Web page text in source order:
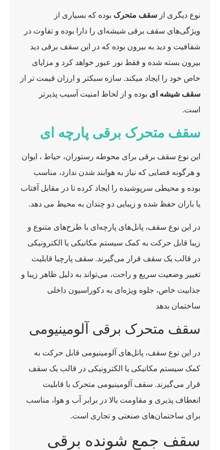
نوع دیگری از سقف متحرک بوده که بسیاری از
ویژگی‌های سقف برقی شیشه‌ای را دارا بوده و تفاوت در
شفافیت و دید به بیرون بوده که در این سقف برقی دید
بیرون بسته شده و فقط نور عبور خواهد کرد و مزایای
خاص خود را ایجاد میکند. سازه سبکتر و ارزان قیمت تر از
سقف شیشه ای بوده و از لحاظ امنیت آسیب پذیرتر
است.
سقف متحرک برقی پارچه ای
این نوع سقف برقی برای محوطه رستوران، حیاط ، ایوان
و هرگونه فضایی که نیاز به هوابند شدن ندارد، مناسب
بوده و محیطی سرپوشیده را ایجاد کرده تا در مقابل آفتاب
یا باران حفظ شده و زیبایی دو چندان به محیط می دهد.
در این نوع سقف، پانل‌های پارچه‌ای با طرح‌های متنوع و
زیبا قابل حرکت به کمک سیستم مکانیکی یا الکترونیکی
در قالب یک سقف قرار می‌گیرند. سقف پارچبا قابلیت
تغییر وضعیت سریع و راحت، می‌تواند به دلیل ظاهر زیبا و
جذابیت خاص، جلوه ویژه‌ای به دکوراسیون داخلی
ساختمان بدهد
سقف متحرک برقی آلومینیومی
در این نوع سقف، پانل‌های آلومینیومی قابل حرکت به
کمک سیستم مکانیکی یا الکترونیکی در قالب یک سقف
قرار می‌گیرند. سقف آلومینیومی متحرک با قابلیت
انعطاف پذیری و مقاومت بالا در برابر آب و هوا، مناسب
برای ساختمان‌های صنعتی و تجاری است.
سقف جمع شونده برقی